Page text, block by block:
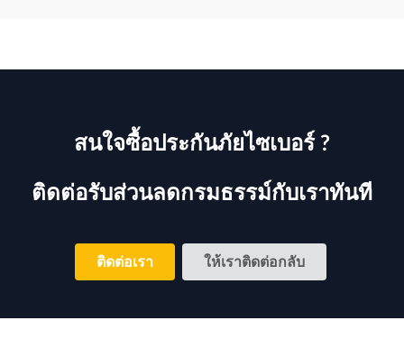
สนใจซื้อประกันภัยไซเบอร์ ?
ติดต่อรับส่วนลดกรมธรรม์กับเราทันที
ติดต่อเรา ให้เราติดต่อกลับ